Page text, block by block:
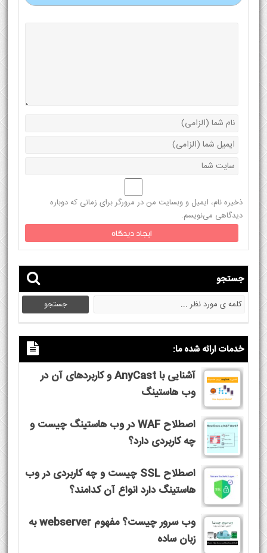
ذخیره نام، ایمیل و وبسایت من در مرورگر برای زمانی که دوباره
دیدگاهی می‌نویسم.
جستجو
خدمات ارائه شده ما:
آشنایی با AnyCast و کاربردهای آن در
وب هاستینگ
اصطلاح WAF در وب هاستینگ چیست و
چه کاربردی دارد؟
اصطلاح SSL چیست و چه کاربردی در وب
هاستینگ دارد انواع آن کدامند؟
وب سرور چیست؟ مفهوم webserver به
زبان ساده